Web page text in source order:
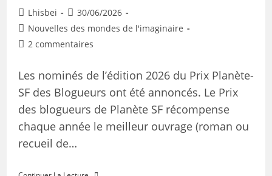
Lhisbei
30/06/2026
Nouvelles des mondes de l'imaginaire
2 commentaires
Les nominés de l’édition 2026 du Prix Planète-
SF des Blogueurs ont été annoncés. Le Prix
des blogueurs de Planète SF récompense
chaque année le meilleur ouvrage (roman ou
recueil de…